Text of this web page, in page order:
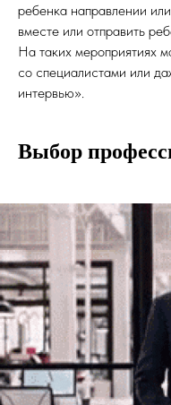
ребенка направлении
вместе или отправить
На таких мероприятиях
со специалистами или
интервью».
Выбор